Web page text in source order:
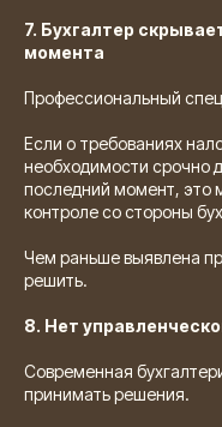
7. Бухгалтер
момента
Профессиональный
Если о требованиях
необходимости срочно
последний момент, это
контроле со стороны
Чем раньше выявлена
решить.
8. Нет
Современная
принимать решения.